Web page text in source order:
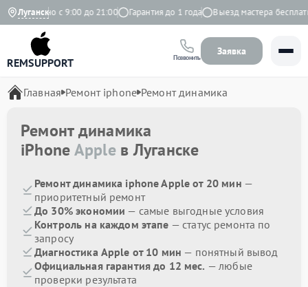
Луганск
Ежедневно с 9:00 до 21:00 Гарантия до 1 года Выезд мастера бесплатно
REMSUPPORT Позвонить
Заявка
Главная Ремонт iphone Ремонт динамика
Ремонт динамика
iPhoneAppleв Луганске
Ремонт динамика iphone Apple от 20 мин —
приоритетный ремонт
До 30% экономии — самые выгодные условия
Контроль на каждом этапе — статус ремонта по
запросу
Диагностика Apple от 10 мин — понятный вывод
Официальная гарантия до 12 мес. — любые
проверки результата